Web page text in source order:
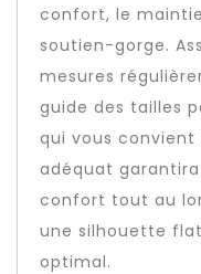
confort, le
soutien-gorge.
mesures
guide des tailles
qui vous convient
adéquat
confort tout au
une silhouette
optimal.